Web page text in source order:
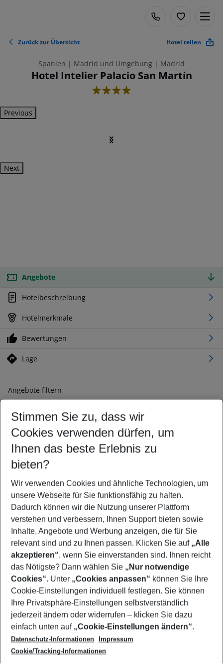
Zurück zur Übersicht Hotel teilen
Spanien | Madrid und Umgebung | Madrid
Hotel Intelier Palacio San Martín
4
Previous
Next
Angebote
Hotelbeschreibung
Hotelmerkmale
Bewertungen
Lage
Angebote filtern
Ändern Sie Ihre Kriterien nach Ihren Wünschen
Abflughafen wählen
Beliebiger Abflughafen
Reisezeitraum wählen
08.08.26– 06.08.27 5-8 Nächte
2 Erwachsene Keine Kinder
Mehr Filter anzeigen
Footer
Footer navigation
Über uns
AGB
Cookie-Einstellungen ändern
Cookie-Richtlinie
Datenschutz
Service & Hilfe
Barrierefreies Reisen
Check-in
Folgen Sie uns
Stimmen Sie zu, dass wir
Cookies verwenden dürfen, um
Ihnen das beste Erlebnis zu
bieten?
Wir verwenden Cookies und ähnliche Technologien, um
unsere Webseite für Sie funktionsfähig zu halten.
Dadurch können wir die Nutzung unserer Plattform
verstehen und verbessern, Ihnen Support bieten sowie
Inhalte, Angebote und Werbung anzeigen, die für Sie
relevant sind und zu Ihnen passen. Klicken Sie auf „Alle
akzeptieren“, wenn Sie einverstanden sind. Ihnen reicht
das Nötigste? Dann wählen Sie „Nur notwendige
Cookies“. Unter „Cookies anpassen“ können Sie Ihre
Cookie-Einstellungen individuell festlegen. Sie können
Ihre Privatsphäre-Einstellungen selbstverständlich
jederzeit ändern oder widerrufen – klicken Sie dazu
einfach unten auf „Cookie-Einstellungen ändern“.
Datenschutz-Informationen
Impressum
Cookie/Tracking-Informationen